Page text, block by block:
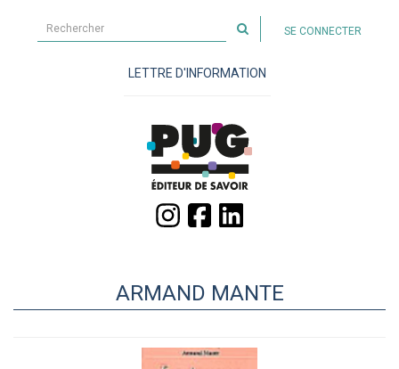
sur
site
SE CONNECTER
LETTRE D'INFORMATION
ARMAND MANTE